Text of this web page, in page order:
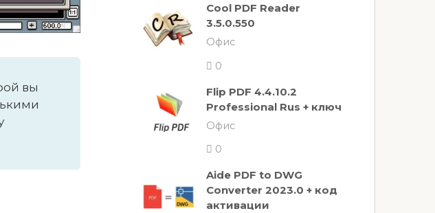
вы
Cool PDF Reader
3.5.0.550
Офис
0
Flip PDF 4.4.10.2
Professional Rus + ключ
Офис
0
Aide PDF to DWG
Converter 2023.0 + код
активации